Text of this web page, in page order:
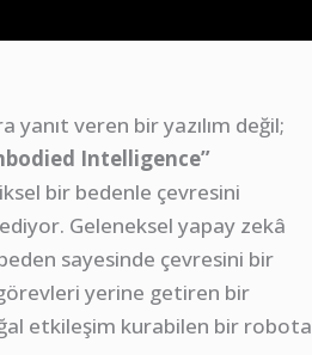
veren bir yazılım değil;
Intelligence”
bir bedenle çevresini
Geleneksel yapay zekâ
sayesinde çevresini bir
yerine getiren bir
etkileşim kurabilen bir robota